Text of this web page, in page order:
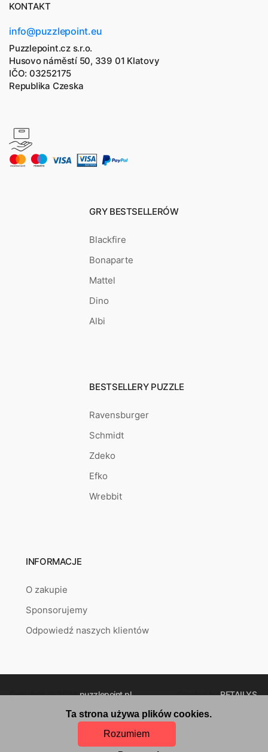
KONTAKT
info@puzzlepoint.eu
Puzzlepoint.cz s.r.o.
Husovo náměstí 50, 339 01 Klatovy
IČO: 03252175
Republika Czeska
GRY BESTSELLERÓW
Blackfire
Bonaparte
Mattel
Dino
Albi
BESTSELLERY PUZZLE
Ravensburger
Schmidt
Zdeko
Efko
Wrebbit
INFORMACJE
O zakupie
Sponsorujemy
Odpowiedź naszych klientów
Copyright © 2026puzzlepoint.pl Created byRETAILYS.
Ta strona używa plików cookies.
Rozumiem